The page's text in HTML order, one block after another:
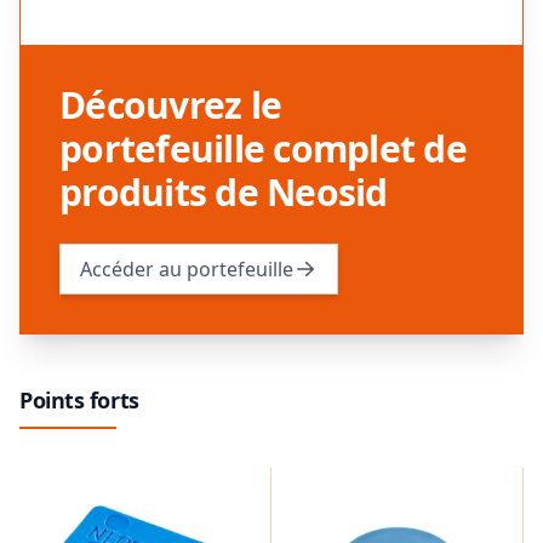
Découvrez le
portefeuille complet de
produits de Neosid
Accéder au portefeuille
Points forts